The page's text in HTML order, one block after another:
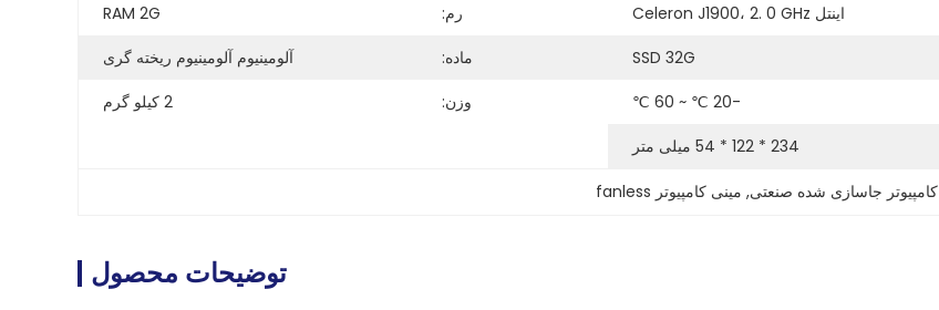
اینتل Celeron J1900، 2. 0 GHz رم:
RAM 2G
SSD 32G ماده:
آلومینیوم آلومینیوم ریخته گری
-20 ℃ ~ 60 ℃ وزن:
2 کیلو گرم
234 * 122 * 54 میلی متر
کامپیوتر جاسازی شده صنعتی, مینی کامپیوتر fanless
توضیحات محصول